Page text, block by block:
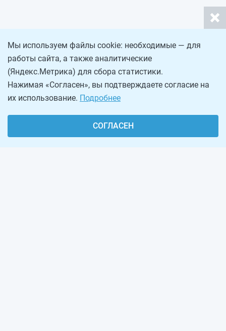
Мы используем файлы cookie: необходимые — для
работы сайта, а также аналитические
(Яндекс.Метрика) для сбора статистики.
Нажимая «Согласен», вы подтверждаете согласие на
их использование. Подробнее
СОГЛАСЕН